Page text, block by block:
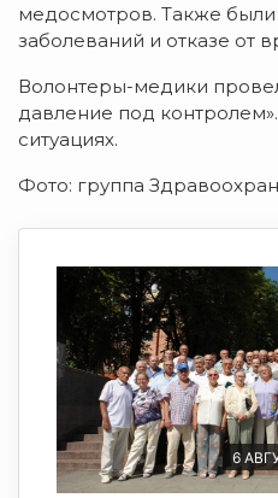
медосмотров. Также
заболеваний и отказе от
Волонтеры-медики
давление под
ситуациях.
Фото: группа
6